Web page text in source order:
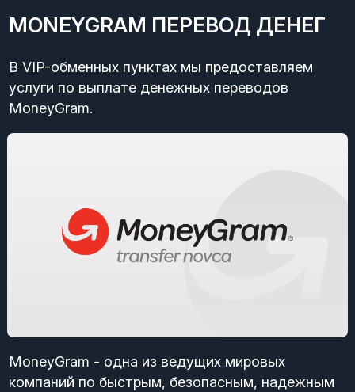
MONEYGRAM ПЕРЕВОД ДЕНЕГ
В VIP-обменных пунктах мы предоставляем
услуги по выплате денежных переводов
MoneyGram.
MoneyGram - одна из ведущих мировых
компаний по быстрым, безопасным, надежным